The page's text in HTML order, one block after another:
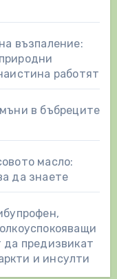
възпаление:
работят
в бъбреците
масло:
да знаете
да предизвикат
и инсулти